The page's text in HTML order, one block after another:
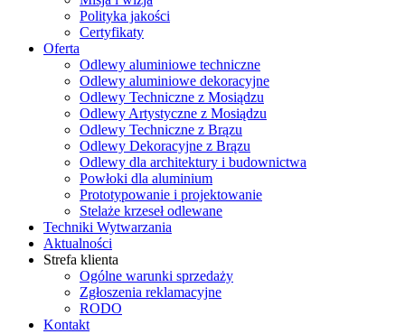
Polityka jakości
Certyfikaty
Oferta
Odlewy aluminiowe techniczne
Odlewy aluminiowe dekoracyjne
Odlewy Techniczne z Mosiądzu
Odlewy Artystyczne z Mosiądzu
Odlewy Techniczne z Brązu
Odlewy Dekoracyjne z Brązu
Odlewy dla architektury i budownictwa
Powłoki dla aluminium
Prototypowanie i projektowanie
Stelaże krzeseł odlewane
Techniki Wytwarzania
Aktualności
Strefa klienta
Ogólne warunki sprzedaży
Zgłoszenia reklamacyjne
RODO
Kontakt